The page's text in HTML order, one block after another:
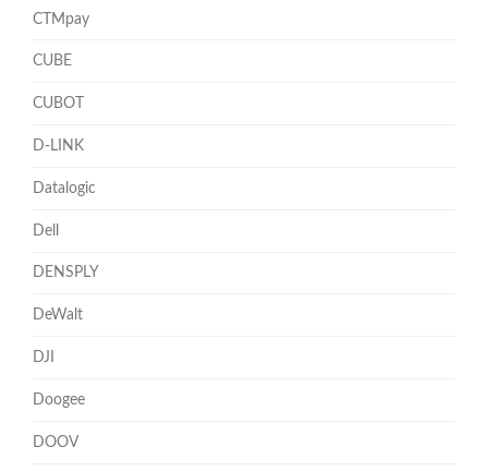
CTMpay
CUBE
CUBOT
D-LINK
Datalogic
Dell
DENSPLY
DeWalt
DJI
Doogee
DOOV